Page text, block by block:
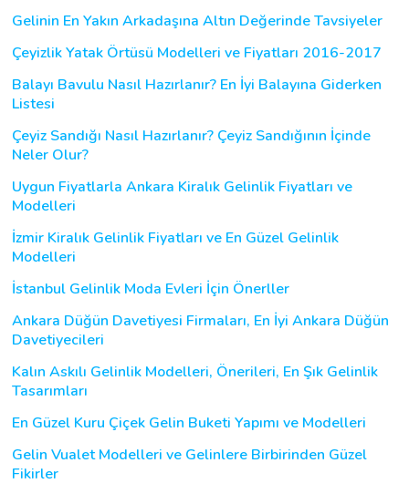
Gelinin En Yakın Arkadaşına Altın Değerinde Tavsiyeler
Çeyizlik Yatak Örtüsü Modelleri ve Fiyatları 2016-2017
Balayı Bavulu Nasıl Hazırlanır? En İyi Balayına Giderken
Listesi
Çeyiz Sandığı Nasıl Hazırlanır? Çeyiz Sandığının İçinde
Neler Olur?
Uygun Fiyatlarla Ankara Kiralık Gelinlik Fiyatları ve
Modelleri
İzmir Kiralık Gelinlik Fiyatları ve En Güzel Gelinlik
Modelleri
İstanbul Gelinlik Moda Evleri İçin Önerller
Ankara Düğün Davetiyesi Firmaları, En İyi Ankara Düğün
Davetiyecileri
Kalın Askılı Gelinlik Modelleri, Önerileri, En Şık Gelinlik
Tasarımları
En Güzel Kuru Çiçek Gelin Buketi Yapımı ve Modelleri
Gelin Vualet Modelleri ve Gelinlere Birbirinden Güzel
Fikirler